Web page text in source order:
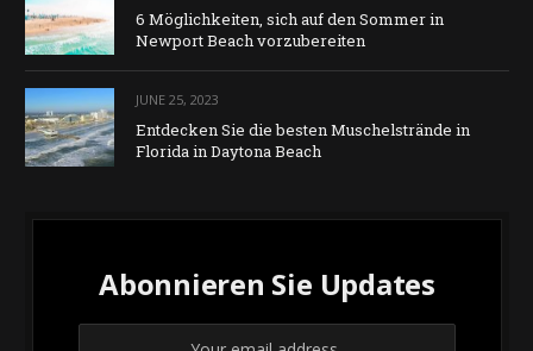
6 Möglichkeiten, sich auf den Sommer in
Newport Beach vorzubereiten
JUNE 25, 2023
Entdecken Sie die besten Muschelstrände in
Florida in Daytona Beach
Abonnieren Sie Updates